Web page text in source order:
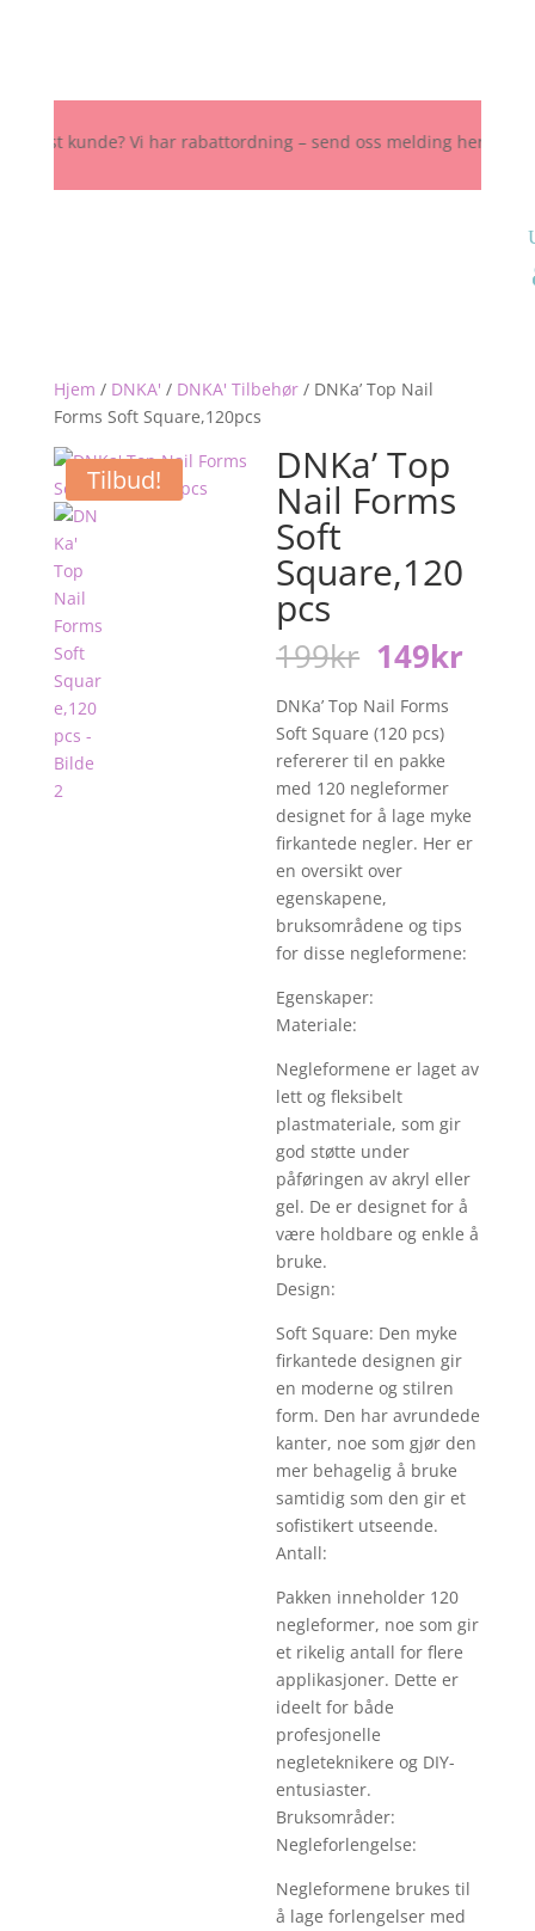
kunde? Vi har rabattordning – send oss melding her, på
Hjem / DNKA' / DNKA' Tilbehør/ DNKa’ Top Nail
Forms Soft Square,120pcs
Tilbud! DNKa’ Top
Nail Forms
Soft
Square,120
pcs
199kr
pris
var:
199kr.
149kr
DNKa’ Top Nail Forms
Soft Square (120 pcs)
refererer til en pakke
med 120 negleformer
designet for å lage myke
firkantede negler. Her er
en oversikt over
egenskapene,
bruksområdene og tips
for disse negleformene:
Egenskaper:
Materiale:
Negleformene er laget av
lett og fleksibelt
plastmateriale, som gir
god støtte under
påføringen av akryl eller
gel. De er designet for å
være holdbare og enkle å
bruke.
Design:
Soft Square: Den myke
firkantede designen gir
en moderne og stilren
form. Den har avrundede
kanter, noe som gjør den
mer behagelig å bruke
samtidig som den gir et
sofistikert utseende.
Antall:
Pakken inneholder 120
negleformer, noe som gir
et rikelig antall for flere
applikasjoner. Dette er
ideelt for både
profesjonelle
negleteknikere og DIY-
entusiaster.
Bruksområder:
Negleforlengelse:
Negleformene brukes til
å lage forlengelser med